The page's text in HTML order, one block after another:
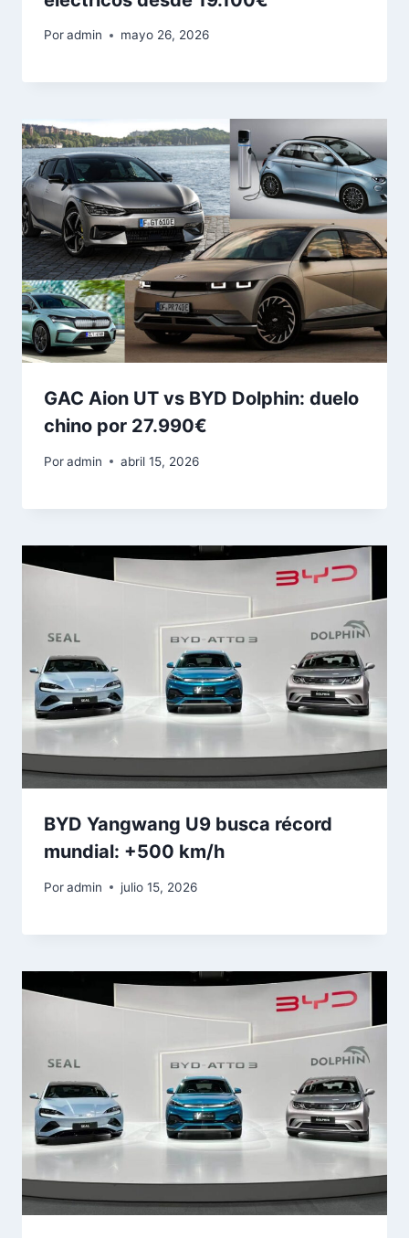
Poradmin mayo 26, 2026
GAC Aion UT vs BYD Dolphin: duelo
chino por 27.990€
Poradmin abril 15, 2026
BYD Yangwang U9 busca récord
mundial: +500 km/h
Poradmin julio 15, 2026